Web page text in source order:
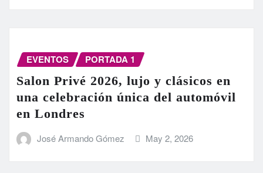
EVENTOS PORTADA 1
Salon Privé 2026, lujo y clásicos en
una celebración única del automóvil
en Londres
José Armando Gómez May 2, 2026